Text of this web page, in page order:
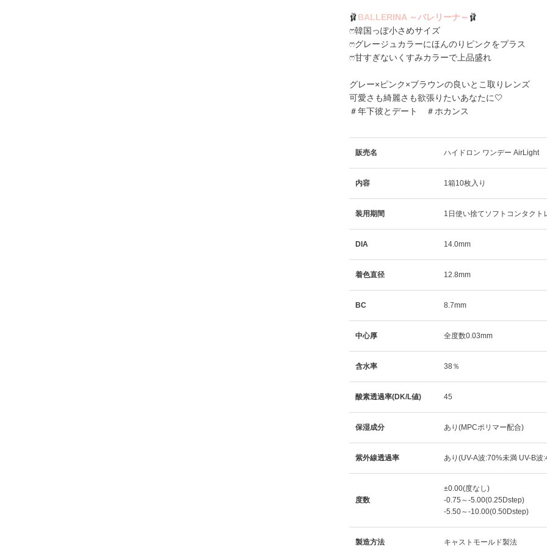
🩰BALLERINA ～バレ リ ーナ～ 🩰
ෆ韓国っぽ小さめサイズ
ෆグレージュカラーにほんのりピンクをプラス
ෆ甘すぎないくすみカラーで上品盛れ
グレー×ピンク×ブラウンの良いとこ取りレンズ
可愛さも綺麗さも欲張りたいあなたに🤍
＃年下彼とデート ＃ホカンス
販売名 ハイドロン ワンデー AirLight
内容 1箱10枚入り
装用期間 1日使い捨てソフトコンタクト
DIA 14.0mm
着色直径 12.8mm
BC 8.7mm
中心厚 全度数0.03mm
含水率 38％
酸素透過率(DK/L値) 45
保湿成分 あり(MPCポリマー配合)
紫外線透過率 あり(UV-A波:70%未満 UV-B波
度数
±0.00(度なし)
-0.75～-5.00(0.25Dstep)
-5.50～-10.00(0.50Dstep)
製造方法 キャストモールド製法